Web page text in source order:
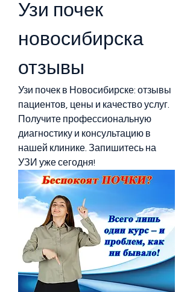
Узи почек
новосибирска
отзывы
Узи почек в Новосибирске: отзывы
пациентов, цены и качество услуг.
Получите профессиональную
диагностику и консультацию в
нашей клинике. Запишитесь на
УЗИ уже сегодня!